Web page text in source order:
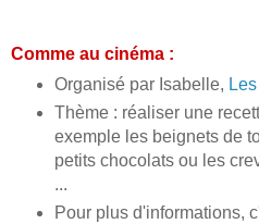
Comme au cinéma :
Organisé par Isabelle,
Thème : réaliser une
exemple les beignets de
petits chocolats ou les
...
Pour plus d'informations,